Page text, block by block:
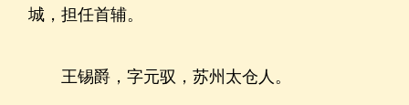
城，担任首辅。
王锡爵，字元驭，苏州太仓人。